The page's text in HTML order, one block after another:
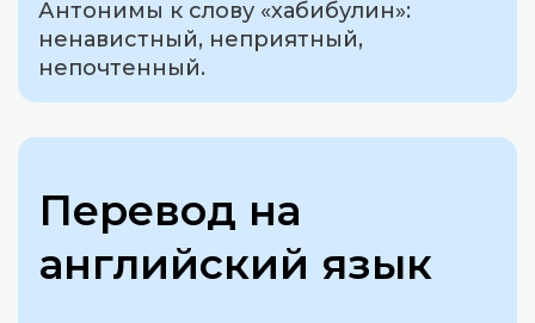
Антонимы к слову «хабибулин»:
ненавистный, неприятный,
непочтенный.
Перевод на
английский язык